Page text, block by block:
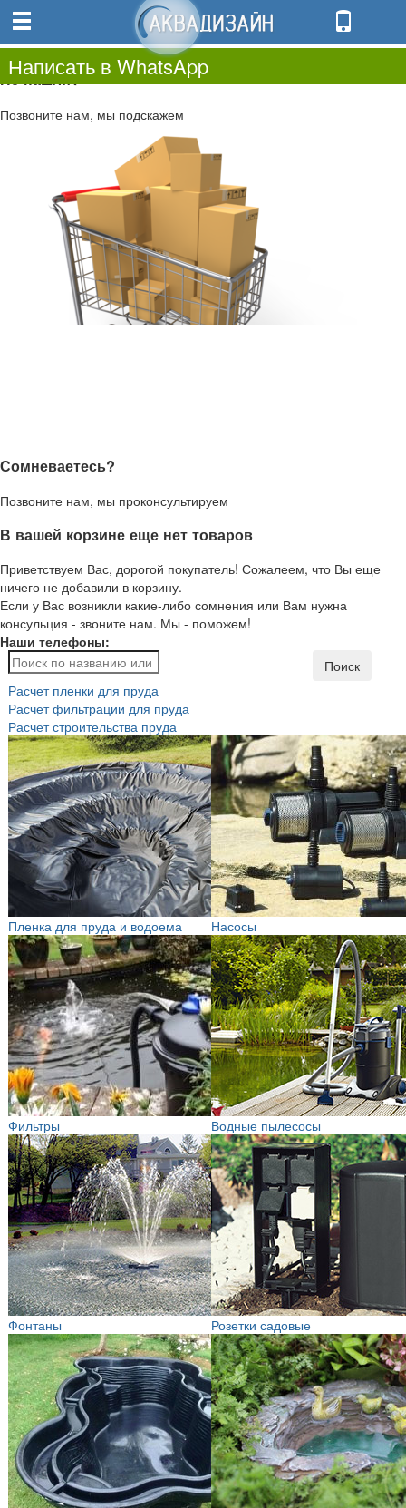
0.00
0
Не нашли?
Позвоните нам, мы подскажем
Сомневаетесь?
Позвоните нам, мы проконсультируем
В вашей корзине еще нет товаров
Приветствуем Вас, дорогой покупатель! Сожалеем, что Вы еще
ничего не добавили в корзину.
Если у Вас возникли какие-либо сомнения или Вам нужна
консульция - звоните нам. Мы - поможем!
Наши телефоны:
Написать в WhatsApp
Поиск
Расчет пленки для пруда
Расчет фильтрации для пруда
Расчет строительства пруда
Пленка для пруда и водоема Насосы
Фильтры Водные пылесосы
Фонтаны Розетки садовые